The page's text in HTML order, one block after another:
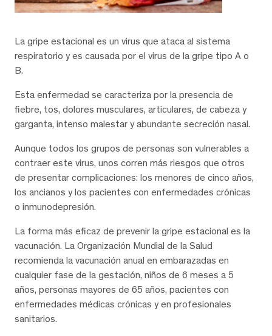
La gripe estacional es un virus que ataca al sistema
respiratorio y es causada por el virus de la gripe tipo A o
B.
Esta enfermedad se caracteriza por la presencia de
fiebre, tos, dolores musculares, articulares, de cabeza y
garganta, intenso malestar y abundante secreción nasal.
Aunque todos los grupos de personas son vulnerables a
contraer este virus, unos corren más riesgos que otros
de presentar complicaciones: los menores de cinco años,
los ancianos y los pacientes con enfermedades crónicas
o inmunodepresión.
La forma más eficaz de prevenir la gripe estacional es la
vacunación. La Organización Mundial de la Salud
recomienda la vacunación anual en embarazadas en
cualquier fase de la gestación, niños de 6 meses a 5
años, personas mayores de 65 años, pacientes con
enfermedades médicas crónicas y en profesionales
sanitarios.